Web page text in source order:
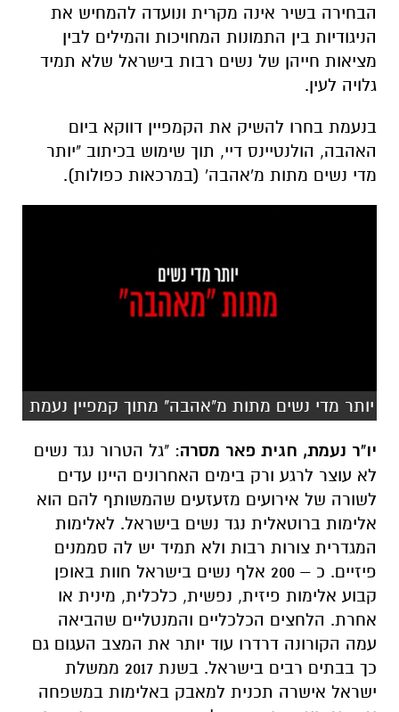
הבחירה בשיר אינה מקרית ונועדה להמחיש את
הניגודיות בין התמונות המחויכות והמילים לבין
מציאות חייהן של נשים רבות בישראל שלא תמיד
גלויה לעין.
בנעמת בחרו להשיק את הקמפיין דווקא ביום
האהבה, הולנטיינס דיי, תוך שימוש בכיתוב "יותר
מדי נשים מתות מ'אהבה' (במרכאות כפולות).
יותר מדי נשים מתות מ"אהבה" מתוך קמפיין נעמת
יו"ר נעמת, חגית פאר מסרה: "גל הטרור נגד נשים
לא עוצר לרגע ורק בימים האחרונים היינו עדים
לשורה של אירועים מזעזעים שהמשותף להם הוא
אלימות ברוטאלית נגד נשים בישראל. לאלימות
המגדרית צורות רבות ולא תמיד יש לה סממנים
פיזיים. כ – 200 אלף נשים בישראל חוות באופן
קבוע אלימות פיזית, נפשית, כלכלית, מינית או
אחרת. הלחצים הכלכליים והמנטליים שהביאה
עמה הקורונה דרדרו עוד יותר את המצב העגום גם
כך בבתים רבים בישראל. בשנת 2017 ממשלת
ישראל אישרה תכנית למאבק באלימות במשפחה